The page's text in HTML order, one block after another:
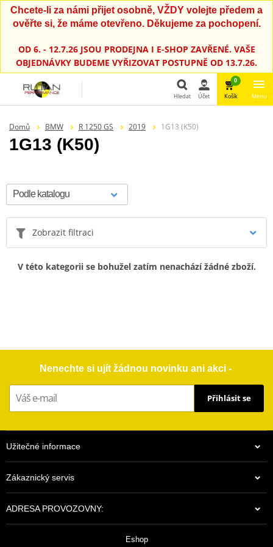
Chcete-li za námi přijet osobně, VŽDY volejte předem a
ověřte si, že máme otevřeno. Děkujeme za pochopení.
OD 6. - 12.7.26 JSOU PRODEJNA I E-SHOP ZAVŘENÉ. VAŠE
OBJEDNÁVKY BUDEME VYŘIZOVAT POSTUPNĚ OD 13.7.26.
Hledat Účet
0
Košík Menu
Domů BMW R 1250 GS 2019 1G13 (K50)
1G13 (K50)
Zobrazit filtraci
V této kategorii se bohužel zatím nenachází žádné zboží.
Nenechte si ujít žádnou novinku ani akci -
Přihlásit se
Užitečné informace
Zákaznický servis
ADRESA PROVOZOVNY:
Eshop